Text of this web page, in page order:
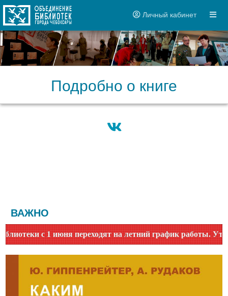
Личный кабинет
Подробно о книге
ВАЖНО
с 1 июня переходят на летний график работы.